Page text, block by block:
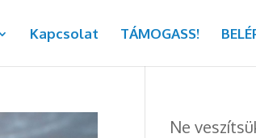
Kapcsolat TÁMOGASS!
Ne